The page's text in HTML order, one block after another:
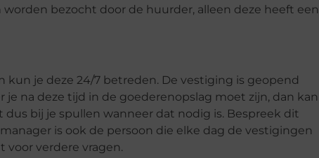
bezocht door de huurder, alleen deze heeft een
kun je deze 24/7 betreden. De vestiging is geopend
na deze tijd in de goederenopslag moet zijn, dan kan
bij je spullen wanneer dat nodig is. Bespreek dit
is ook de persoon die elke dag de vestigingen
voor verdere vragen.